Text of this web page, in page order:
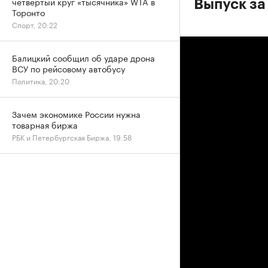
Выпуск
Торонто
Спорт, 20:22
Балицкий сообщил об ударе дрона
ВСУ по рейсовому автобусу
Политика, 20:20
Зачем экономике России нужна
товарная биржа
РБК и Петербургская Биржа, 19:58